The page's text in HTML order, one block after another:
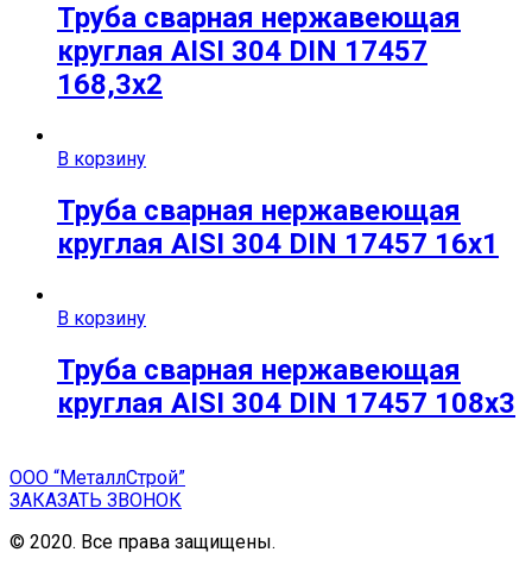
Труба сварная нержавеющая
круглая AISI 304 DIN 17457
168,3х2
В корзину
Труба сварная нержавеющая
круглая AISI 304 DIN 17457 16х1
В корзину
Труба сварная нержавеющая
круглая AISI 304 DIN 17457 108х3
ООО “МеталлСтрой”
ЗАКАЗАТЬ ЗВОНОК
© 2020. Все права защищены.